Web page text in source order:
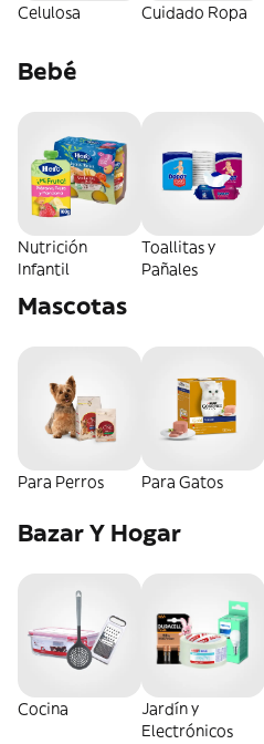
Celulosa Cuidado Ropa
Bebé
Nutrición
Infantil
Toallitas y
Pañales
Mascotas
Para Perros Para Gatos
Bazar Y Hogar
Cocina
Jardín y
Electrónicos